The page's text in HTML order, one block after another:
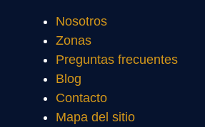
Nosotros
Zonas
Preguntas frecuentes
Blog
Contacto
Mapa del sitio